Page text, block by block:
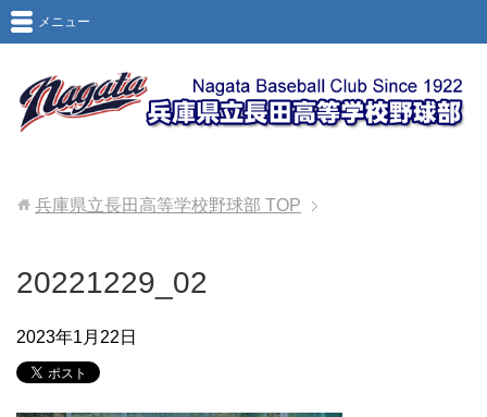
メニュー
兵庫県立長田高等学校野球部 TOP
20221229_02
2023年1月22日